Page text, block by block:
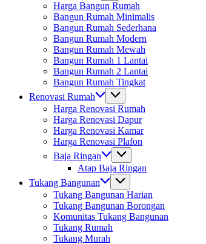
Harga Bangun Rumah
Bangun Rumah Minimalis
Bangun Rumah Sederhana
Bangun Rumah Modern
Bangun Rumah Mewah
Bangun Rumah 1 Lantai
Bangun Rumah 2 Lantai
Bangun Rumah Tingkat
Renovasi Rumah
Harga Renovasi Rumah
Harga Renovasi Dapur
Harga Renovasi Kamar
Harga Renovasi Plafon
Baja Ringan
Atap Baja Ringan
Tukang Bangunan
Tukang Bangunan Harian
Tukang Bangunan Borongan
Komunitas Tukang Bangunan
Tukang Rumah
Tukang Murah